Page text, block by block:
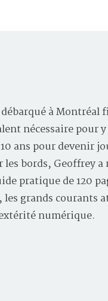
à Montréal
nécessaire pour
ans pour devenir
bords, Geoffrey a
pratique de 120
grands courants
numérique.